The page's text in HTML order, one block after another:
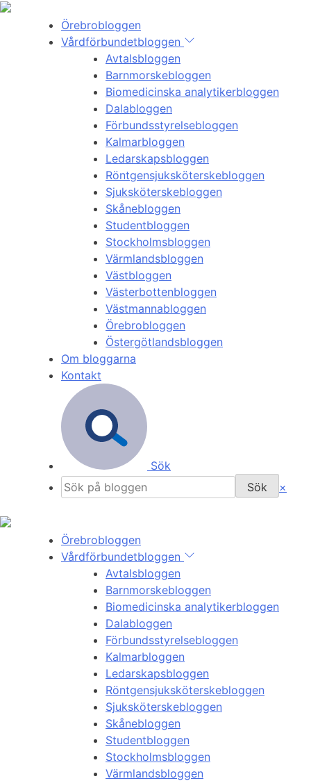
Örebrobloggen
Vårdförbundetbloggen
Avtalsbloggen
Barnmorskebloggen
Biomedicinska analytikerbloggen
Dalabloggen
Förbundsstyrelsebloggen
Kalmarbloggen
Ledarskapsbloggen
Röntgensjuksköterskebloggen
Sjuksköterskebloggen
Skånebloggen
Studentbloggen
Stockholmsbloggen
Värmlandsbloggen
Västbloggen
Västerbottenbloggen
Västmannabloggen
Örebrobloggen
Östergötlandsbloggen
Om bloggarna
Kontakt
Sök
×
Örebrobloggen
Vårdförbundetbloggen
Avtalsbloggen
Barnmorskebloggen
Biomedicinska analytikerbloggen
Dalabloggen
Förbundsstyrelsebloggen
Kalmarbloggen
Ledarskapsbloggen
Röntgensjuksköterskebloggen
Sjuksköterskebloggen
Skånebloggen
Studentbloggen
Stockholmsbloggen
Värmlandsbloggen